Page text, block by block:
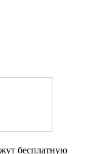
бесплатную